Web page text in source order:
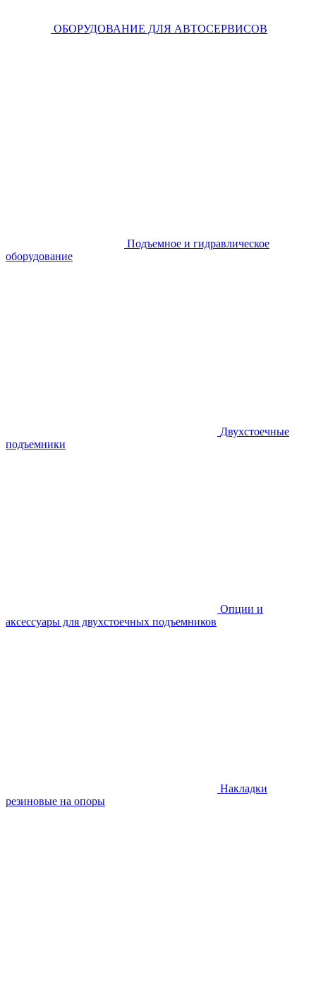
ОБОРУДОВАНИЕ ДЛЯ АВТОСЕРВИСОВ
Подъемное и гидравлическое
оборудование
Двухстоечные
подъемники
Опции и
аксессуары для двухстоечных подъемников
Накладки
резиновые на опоры